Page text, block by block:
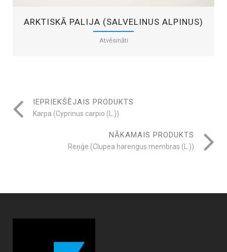
ARKTISKĀ PALIJA (SALVELINUS ALPINUS)
Atvēsināti
IEPRIEKŠĒJAIS PRODUKTS
Karpa (Cyprinus carpio (L.))
NĀKAMAIS PRODUKTS
Reņģe (Clupea harengus membras (L.))